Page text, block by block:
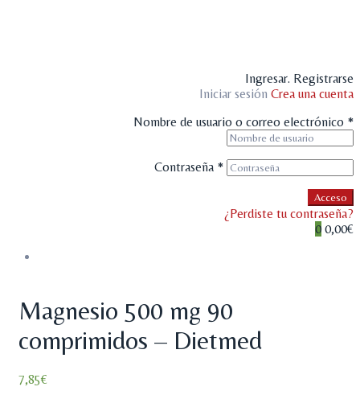
Ingresar. Registrarse
Iniciar sesión Crea una cuenta
Nombre de usuario o correo electrónico *
Contraseña *
Acceso
¿Perdiste tu contraseña?
0 0,00€
Magnesio 500 mg 90
comprimidos – Dietmed
7,85€